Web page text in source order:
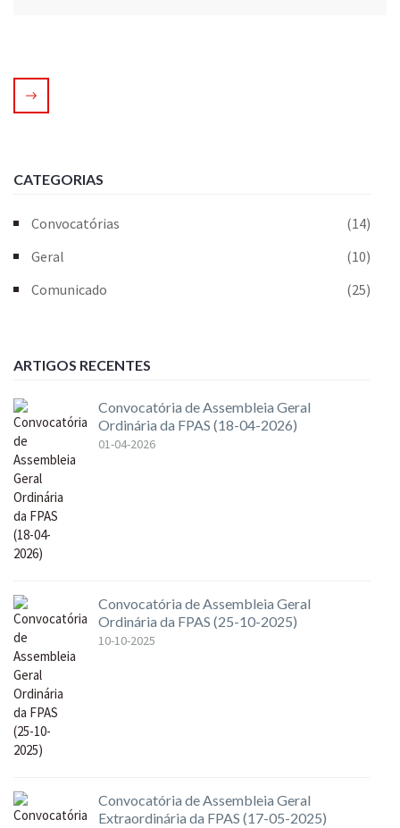
CATEGORIAS
Convocatórias
(14)
Geral
(10)
Comunicado
(25)
ARTIGOS RECENTES
Convocatória de Assembleia Geral
Ordinária da FPAS (18-04-2026)
01-04-2026
Convocatória de Assembleia Geral
Ordinária da FPAS (25-10-2025)
10-10-2025
Convocatória de Assembleia Geral
Extraordinária da FPAS (17-05-2025)